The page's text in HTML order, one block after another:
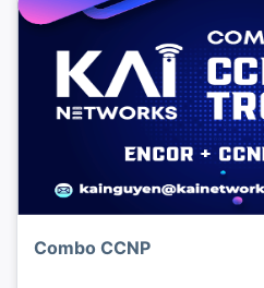
Combo CCNP